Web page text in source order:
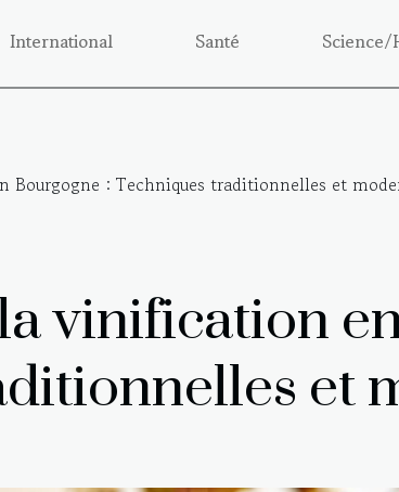
International Santé
Bourgogne : Techniques traditionnelles et
vinification
et